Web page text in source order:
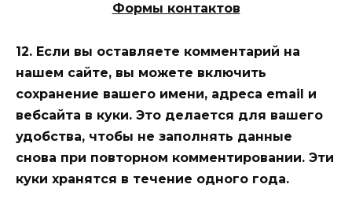
Формы контактов
12. Если вы оставляете комментарий на
нашем сайте, вы можете включить
сохранение вашего имени, адреса email и
вебсайта в куки. Это делается для вашего
удобства, чтобы не заполнять данные
снова при повторном комментировании. Эти
куки хранятся в течение одного года.